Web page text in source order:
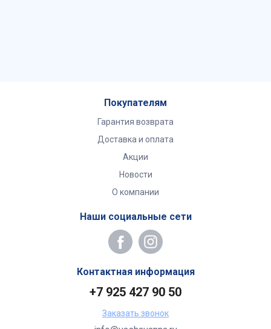
Покупателям
Гарантия возврата
Доставка и оплата
Акции
Новости
О компании
Наши социальные сети
Контактная информация
+7 925 427 90 50
Заказать звонок